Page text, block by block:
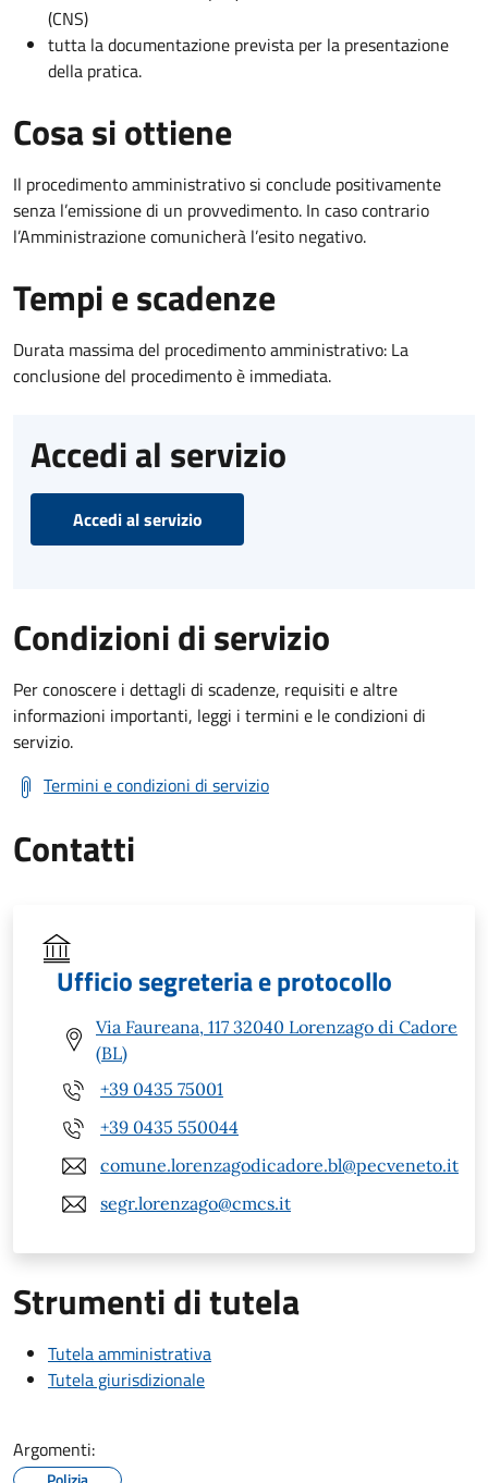
(CNS)
tutta la documentazione prevista per la presentazione
della pratica.
Cosa si ottiene
Il procedimento amministrativo si conclude positivamente
senza l’emissione di un provvedimento. In caso contrario
l’Amministrazione comunicherà l’esito negativo.
Tempi e scadenze
Durata massima del procedimento amministrativo: La
conclusione del procedimento è immediata.
Accedi al servizio
Accedi al servizio
Condizioni di servizio
Per conoscere i dettagli di scadenze, requisiti e altre
informazioni importanti, leggi i termini e le condizioni di
servizio.
Termini e condizioni di servizio
Contatti
Ufficio segreteria e protocollo
Via Faureana, 117 32040 Lorenzago di Cadore
(BL)
+39 0435 75001
+39 0435 550044
comune.lorenzagodicadore.bl@pecveneto.it
segr.lorenzago@cmcs.it
Strumenti di tutela
Tutela amministrativa
Tutela giurisdizionale
Argomenti: